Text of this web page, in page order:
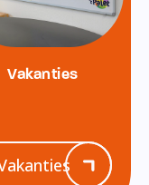
Vakanties